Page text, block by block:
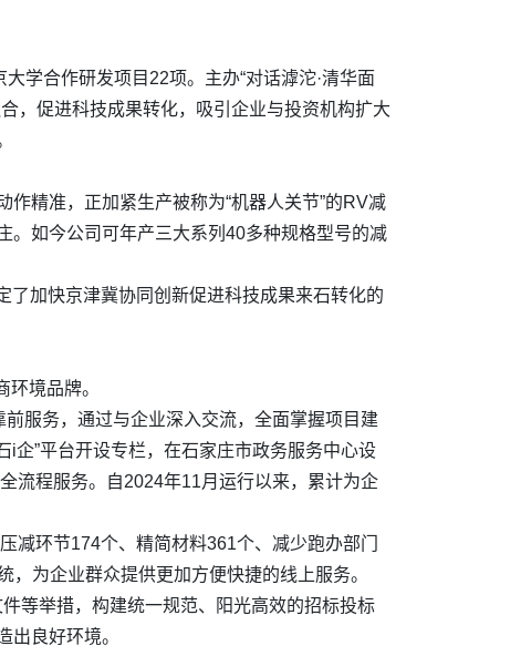
学合作研发项目22项。主办“对话滹沱·清华面
，促进科技成果转化，吸引企业与投资机构扩大
精准，正加紧生产被称为“机器人关节”的RV减
。如今公司可年产三大系列40多种规格型号的减
了加快京津冀协同创新促进科技成果来石转化的
环境品牌。
服务，通过与企业深入交流，全面掌握项目建
i企”平台开设专栏，在石家庄市政务服务中心设
流程服务。自2024年11月运行以来，累计为企
减环节174个、精简材料361个、减少跑办部门
，为企业群众提供更加方便快捷的线上服务。
等举措，构建统一规范、阳光高效的招标投标
良好环境。